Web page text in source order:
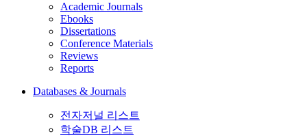
Academic Journals
Ebooks
Dissertations
Conference Materials
Reviews
Reports
Databases & Journals
전자저널 리스트
학술DB 리스트